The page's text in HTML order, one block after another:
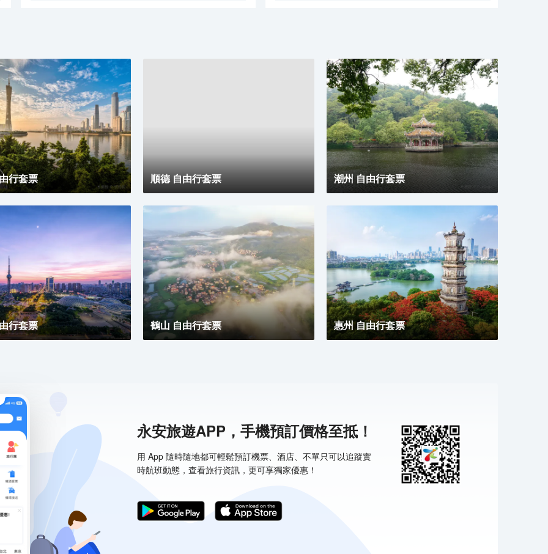
斯精選温德姆酒店歡迎您的到來！
前後50米公交線路覆蓋全珠海。 酒店傾力打造“寬敞高
雅空間”優質床品衞浴，完備設施服務，為您提供優質
的住宿服務 酒店中央空調冷暖可調，特色落地窗直觀
海景和海霞公園，欣賞東方海上日出，港珠澳大橋。中
西結合的自助早餐，配以廣東特色，一天的愉快從豐富
營養的早餐開始。
行套票 順德 自由行套票 潮州 自由行套票
行套票 鶴山 自由行套票 惠州 自由行套票
永安旅遊APP，手機預訂價格至抵！
用 App 隨時隨地都可輕鬆預訂機票、酒店、不單只可以追蹤實
時航班動態，查看旅行資訊，更可享獨家優惠！